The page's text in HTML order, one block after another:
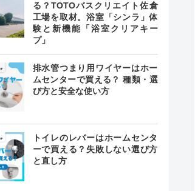
る？TOTOバスクリエイト佐倉
工場を取材。浴室「シンラ」体
験と新機能「浴室クリアキー
プ」
排水管つまり用ワイヤーはホー
ムセンターで買える？ 種類・選
び方と安全な使い方
トイレのレバーはホームセンタ
ーで買える？失敗しない選び方
と直し方